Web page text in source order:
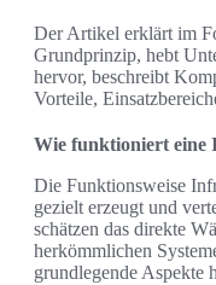
Der Artikel erklärt im
Grundprinzip, hebt
hervor, beschreibt
Vorteile,
Wie funktioniert eine
Die Funktionsweise
gezielt erzeugt und
schätzen das direkte
herkömmlichen
grundlegende Aspekte